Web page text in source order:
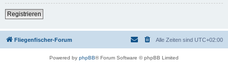
Registrieren
Fliegenfischer-Forum Alle Zeiten sind UTC+02:00
Powered by phpBB® Forum Software © phpBB Limited